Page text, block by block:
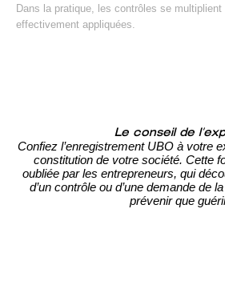
Dans la pratique, les contrôles se
effectivement appliquées.
Le conseil de
Confiez l’enregistrement UBO à votre
constitution de votre société. Cette
oubliée par les entrepreneurs, qui
d’un contrôle ou d’une demande de
prévenir que